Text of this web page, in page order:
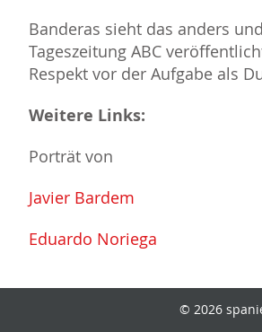
Banderas sieht das anders
Tageszeitung ABC
Respekt vor der Aufgabe als
Weitere Links:
Porträt von
Javier Bardem
Eduardo Noriega
© 2026